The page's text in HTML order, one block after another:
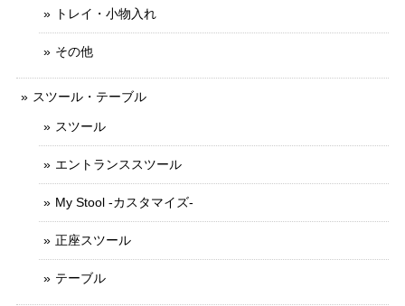
トレイ・小物入れ
その他
スツール・テーブル
スツール
エントランススツール
My Stool -カスタマイズ-
正座スツール
テーブル